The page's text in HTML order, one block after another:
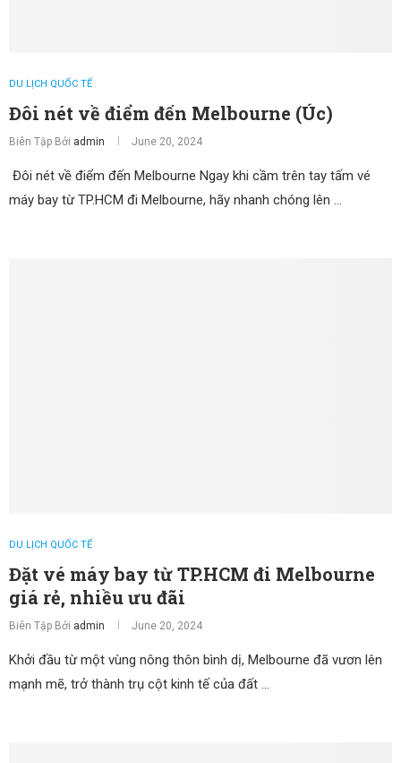
DU LỊCH QUỐC TẾ
Đôi nét về điểm đến Melbourne (Úc)
Biên Tập Bởi admin June 20, 2024
Đôi nét về điểm đến Melbourne Ngay khi cầm trên tay tấm vé
máy bay từ TP.HCM đi Melbourne, hãy nhanh chóng lên …
DU LỊCH QUỐC TẾ
Đặt vé máy bay từ TP.HCM đi Melbourne
giá rẻ, nhiều ưu đãi
Biên Tập Bởi admin June 20, 2024
Khởi đầu từ một vùng nông thôn bình dị, Melbourne đã vươn lên
mạnh mẽ, trở thành trụ cột kinh tế của đất …